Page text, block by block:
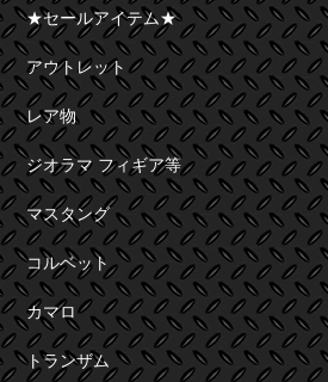
★セールアイテム★
アウトレット
レア物
ジオラマ フィギア等
マスタング
コルベット
カマロ
トランザム